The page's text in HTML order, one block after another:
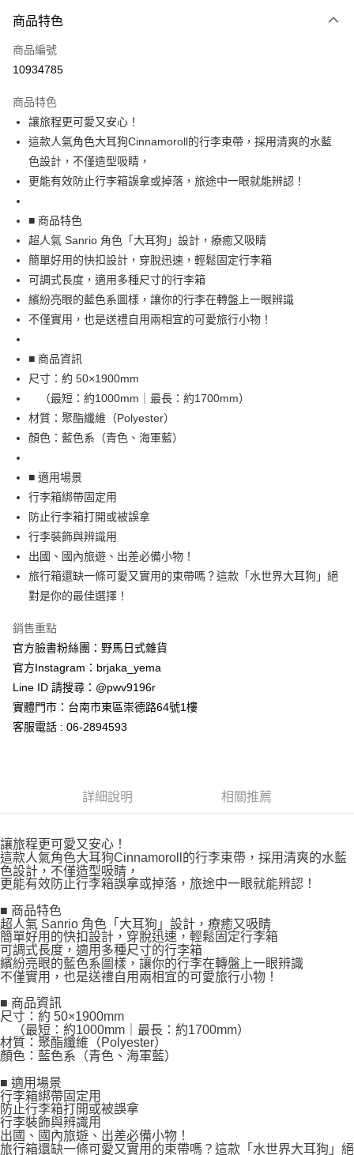
信用卡一次付款
信用卡分期付款
合作金庫商業銀行
華南商業銀行
上海商業儲蓄銀行
台北富邦商業銀行
國泰世華商業銀行
臺灣中小企業銀行
台中商業銀行
元大商業銀行
玉山商業銀行
星展（台灣）商業銀行
台新國際商業銀行
中國信託商業銀行
台灣樂天信用卡公司
超商取貨付款
LINE Pay
Apple Pay
街口支付
Google Pay
運送方式
全家取貨付款
每筆NT$65，滿NT$999(含以上)免運費
付款後全家取貨
每筆NT$65，滿NT$999(含以上)免運費
7-11取貨付款
每筆NT$65，滿NT$999(含以上)免運費
付款後7-11取貨
宅配
每筆NT$100，滿NT$999(含以上)免運費
商品特色
商品編號
10934785
商品特色
讓旅程更可愛又安心！
這款人氣角色大耳狗Cinnamoroll的行李束帶，採用清爽的水藍
色設計，不僅造型吸睛，
更能有效防止行李箱誤拿或掉落，旅途中一眼就能辨認！
■ 商品特色
超人氣 Sanrio 角色「大耳狗」設計，療癒又吸睛
簡單好用的快扣設計，穿脫迅速，輕鬆固定行李箱
可調式長度，適用多種尺寸的行李箱
繽紛亮眼的藍色系圖樣，讓你的行李在轉盤上一眼辨識
不僅實用，也是送禮自用兩相宜的可愛旅行小物！
■ 商品資訊
尺寸：約 50×1900mm
（最短：約1000mm｜最長：約1700mm）
材質：聚酯纖維（Polyester）
顏色：藍色系（青色、海軍藍）
■ 適用場景
行李箱綁帶固定用
防止行李箱打開或被誤拿
行李裝飾與辨識用
出國、國內旅遊、出差必備小物！
旅行箱還缺一條可愛又實用的束帶嗎？這款「水世界大耳狗」絕
對是你的最佳選擇！
銷售重點
官方臉書粉絲團：野馬日式雜貨
官方Instagram：brjaka_yema
Line ID 請搜尋：@pwv9196r
實體門市：台南市東區崇德路64號1樓
客服電話 : 06-2894593
詳細說明 相關推薦
讓旅程更可愛又安心！
這款人氣角色大耳狗Cinnamoroll的行李束帶，採用清爽的水藍
色設計，不僅造型吸睛，
更能有效防止行李箱誤拿或掉落，旅途中一眼就能辨認！
■ 商品特色
超人氣 Sanrio 角色「大耳狗」設計，療癒又吸睛
簡單好用的快扣設計，穿脫迅速，輕鬆固定行李箱
可調式長度，適用多種尺寸的行李箱
繽紛亮眼的藍色系圖樣，讓你的行李在轉盤上一眼辨識
不僅實用，也是送禮自用兩相宜的可愛旅行小物！
■ 商品資訊
尺寸：約 50×1900mm
（最短：約1000mm｜最長：約1700mm）
材質：聚酯纖維（Polyester）
顏色：藍色系（青色、海軍藍）
■ 適用場景
行李箱綁帶固定用
防止行李箱打開或被誤拿
行李裝飾與辨識用
出國、國內旅遊、出差必備小物！
旅行箱還缺一條可愛又實用的束帶嗎？這款「水世界大耳狗」絕